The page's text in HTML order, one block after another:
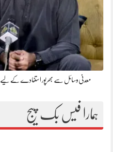
معدنی وسائل سے بھرپور استفادے کے لیے
ہمارا فیس بک پیج